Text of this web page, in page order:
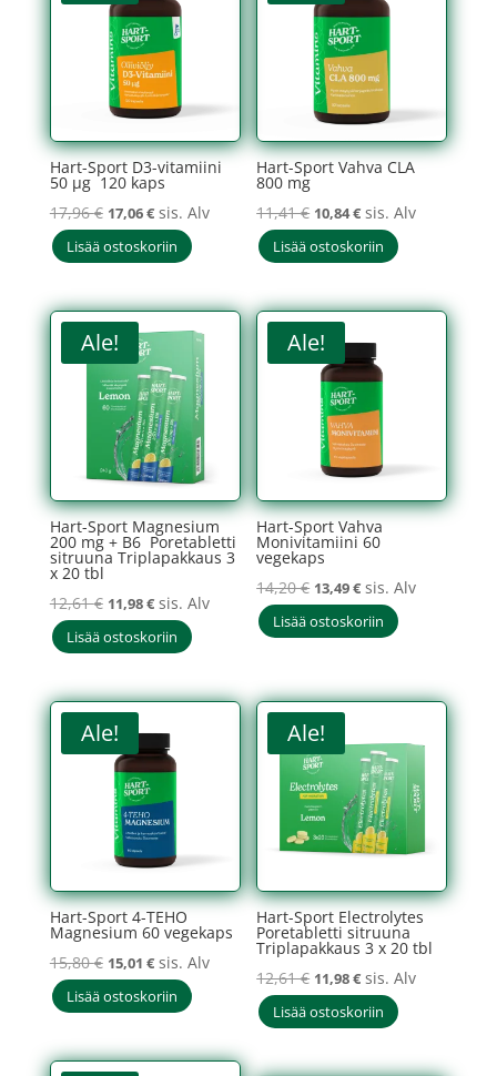
Hart-Sport D3-vitamiini
50 µg 120 kaps
17,96€ Alkuperäinen
hinta
oli:
17,96 €.
17,06€Nykyinen
hinta
on:
17,06 €.
sis. Alv
Lisää ostoskoriin
Hart-Sport Vahva CLA
800 mg
11,41€ Alkuperäinen
hinta
oli:
11,41 €.
10,84€Nykyinen
hinta
on:
10,84 €.
sis. Alv
Lisää ostoskoriin
Ale!
Hart-Sport Magnesium
200 mg + B6 Poretabletti
sitruuna Triplapakkaus 3
x 20 tbl
12,61€ Alkuperäinen
hinta
oli:
12,61 €.
11,98€Nykyinen
hinta
on:
11,98 €.
sis. Alv
Lisää ostoskoriin
Ale!
Hart-Sport Vahva
Monivitamiini 60
vegekaps
14,20€ Alkuperäinen
hinta
oli:
13,49€Nykyinen
hinta
on:
sis. Alv
Lisää ostoskoriin
Ale!
Hart-Sport 4-TEHO
Magnesium 60 vegekaps
15,80€ Alkuperäinen
hinta
oli:
15,80 €.
15,01 €Nykyinen
hinta
on:
15,01 €.
sis. Alv
Lisää ostoskoriin
Ale!
Hart-Sport Electrolytes
Poretabletti sitruuna
Triplapakkaus 3 x 20 tbl
12,61€ Alkuperäinen
hinta
oli:
12,61 €.
11,98€Nykyinen
hinta
on:
11,98 €.
sis. Alv
Lisää ostoskoriin